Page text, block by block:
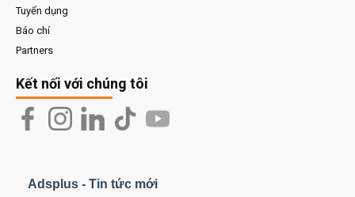
Tuyển dụng
Báo chí
Partners
Kết nối với chúng tôi